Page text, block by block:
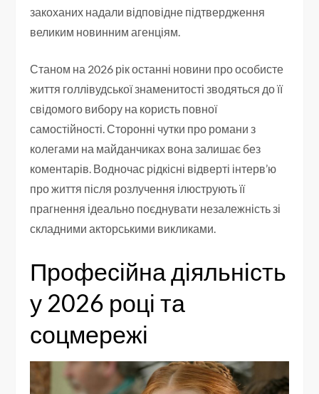
закоханих надали відповідне підтвердження
великим новинним агенціям.
Станом на 2026 рік останні новини про особисте
життя голлівудської знаменитості зводяться до її
свідомого вибору на користь повної
самостійності. Сторонні чутки про романи з
колегами на майданчиках вона залишає без
коментарів. Водночас рідкісні відверті інтерв’ю
про життя після розлучення ілюструють її
прагнення ідеально поєднувати незалежність зі
складними акторськими викликами.
Професійна діяльність
у 2026 році та
соцмережі